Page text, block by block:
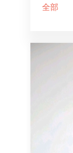
全部